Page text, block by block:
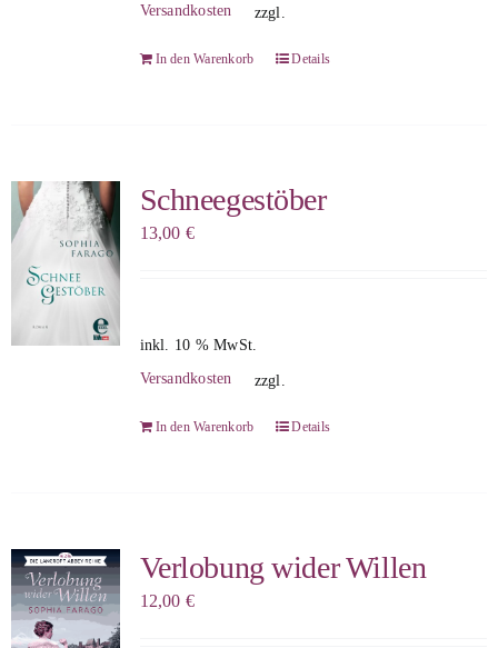
zzgl.
Versandkosten
In den Warenkorb Details
Schneegestöber
13,00 €
inkl. 10 % MwSt.
zzgl.
Versandkosten
In den Warenkorb Details
Verlobung wider Willen
12,00 €